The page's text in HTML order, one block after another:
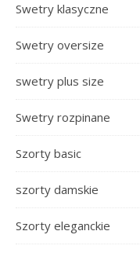
Swetry klasyczne
Swetry oversize
swetry plus size
Swetry rozpinane
Szorty basic
szorty damskie
Szorty eleganckie